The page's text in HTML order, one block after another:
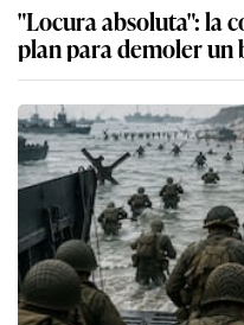
"Locura absoluta": la
plan para demoler